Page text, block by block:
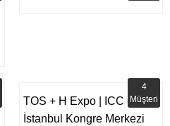
TOS + H Expo | ICC -
İstanbul Kongre Merkezi
4
Müşteri